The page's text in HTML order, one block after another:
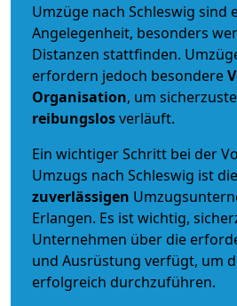
Umzüge nach Schleswig sind
Angelegenheit, besonders
Distanzen stattfinden.
erfordern jedoch besondere
Organisation, um
reibungslosverläuft.
Ein wichtiger Schritt bei der
Umzugs nach Schleswig ist
zuverlässigen
Erlangen. Es ist wichtig,
Unternehmen über die
und Ausrüstung verfügt, um
erfolgreich durchzuführen.